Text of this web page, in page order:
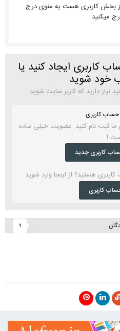
از بخش کاربری هست یه منوی درج
میکنید
کاربری ایجاد کنید یا
خود شوید
نیاز دارید که کاربر سایت شوید
کاربری
ما ثبت نام کنید. عضویت خیلی ساده
!
کاربری جدید
هستید؟ از اینجا وارد شوید
کاربری
1